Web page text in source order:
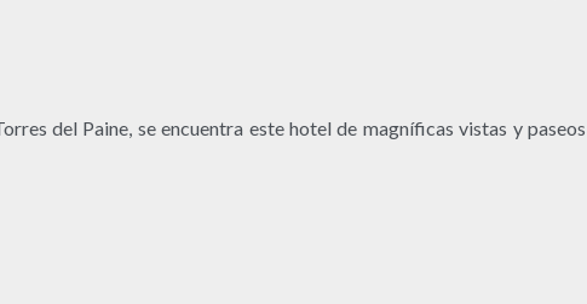
del Paine, se encuentra este hotel de magníficas vistas y